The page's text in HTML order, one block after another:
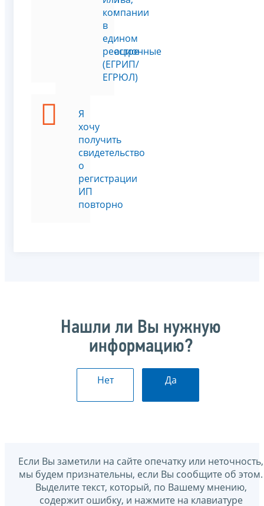
паспорт
другие
регистрационные
данные
Я
хочу
получить
свидетельство
о
регистрации
ИП
повторно
компании
в
едином
реестре
(ЕГРИП/
ЕГРЮЛ)
Нашли ли Вы нужную
информацию?
Нет Да
Если Вы заметили на сайте опечатку или неточность,
мы будем признательны, если Вы сообщите об этом.
Выделите текст, который, по Вашему мнению,
содержит ошибку, и нажмите на клавиатуре